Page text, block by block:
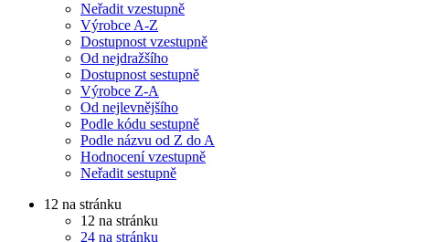
Neřadit vzestupně
Výrobce A-Z
Dostupnost vzestupně
Od nejdražšího
Dostupnost sestupně
Výrobce Z-A
Od nejlevnějšího
Podle kódu sestupně
Podle názvu od Z do A
Hodnocení vzestupně
Neřadit sestupně
12 na stránku
12 na stránku
24 na stránku